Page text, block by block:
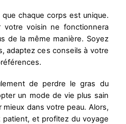
que chaque corps est unique.
votre voisin ne fonctionnera
de la même manière. Soyez
adaptez ces conseils à votre
de perdre le gras du
un mode de vie plus sain
dans votre peau. Alors,
patient, et profitez du voyage